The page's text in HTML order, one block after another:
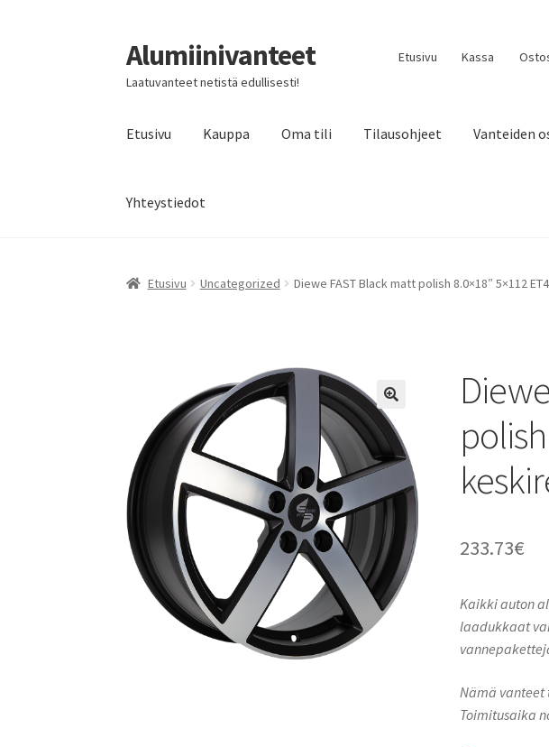
Siirry
navigointiin
Siirry
sisältöön
Alumiinivanteet
Laatuvanteet netistä edullisesti!
Etusivu Kassa
Etusivu Kauppa Oma tili Tilausohjeet Vanteiden
Yhteystiedot
Etusivu Uncategorized Diewe FAST Black matt polish 8.0×18″ 5×112
233.73€
Kaikki auton
laadukkaat
Nämä vanteet
Toimitusaika